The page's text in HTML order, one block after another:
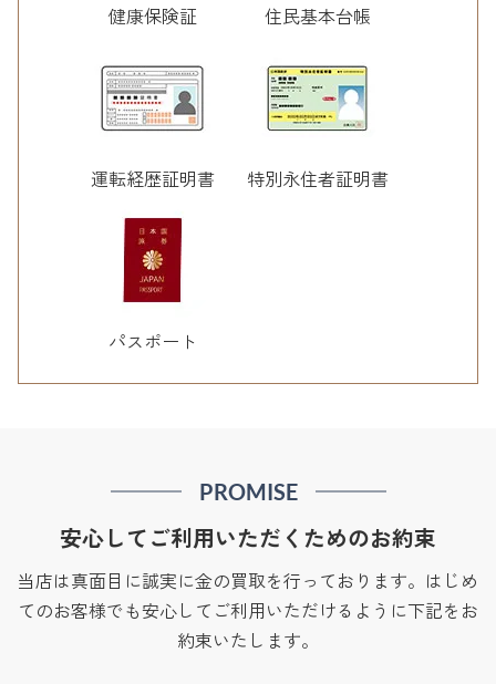
健康保険証 住民基本台帳
運転経歴証明書 特別永住者証明書
パスポート
PROMISE
安心してご利用いただくためのお約束
当店は真面目に誠実に金の買取を行っております。はじめ
てのお客様でも安心してご利用いただけるように下記をお
約束いたします。